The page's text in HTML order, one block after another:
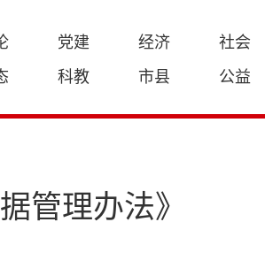
党建 经济
社会
科教 市县 公益
管理办法》